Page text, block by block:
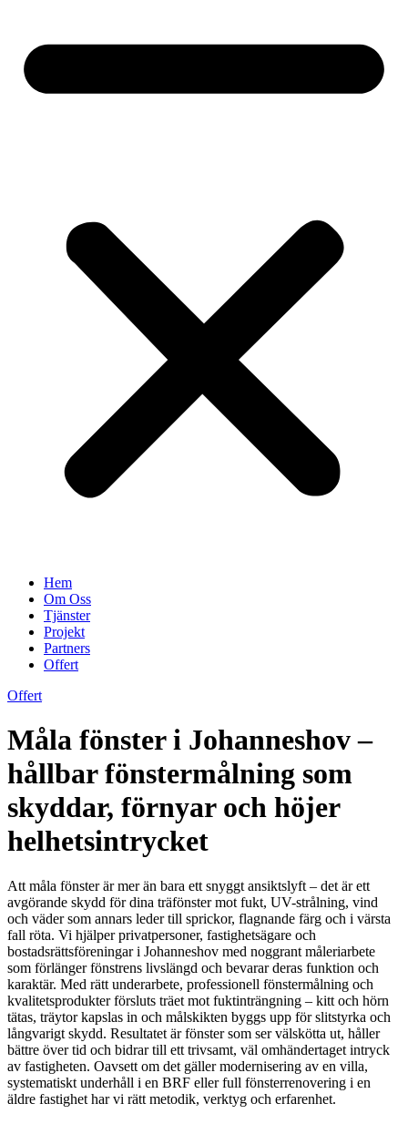
Hem
Om Oss
Tjänster
Projekt
Partners
Offert
Offert
Måla fönster i Johanneshov –
hållbar fönstermålning som
skyddar, förnyar och höjer
helhetsintrycket
Att måla fönster är mer än bara ett snyggt ansiktslyft – det är ett
avgörande skydd för dina träfönster mot fukt, UV-strålning, vind
och väder som annars leder till sprickor, flagnande färg och i värsta
fall röta. Vi hjälper privatpersoner, fastighetsägare och
bostadsrättsföreningar i Johanneshov med noggrant måleriarbete
som förlänger fönstrens livslängd och bevarar deras funktion och
karaktär. Med rätt underarbete, professionell fönstermålning och
kvalitetsprodukter försluts träet mot fuktinträngning – kitt och hörn
tätas, träytor kapslas in och målskikten byggs upp för slitstyrka och
långvarigt skydd. Resultatet är fönster som ser välskötta ut, håller
bättre över tid och bidrar till ett trivsamt, väl omhändertaget intryck
av fastigheten. Oavsett om det gäller modernisering av en villa,
systematiskt underhåll i en BRF eller full fönsterrenovering i en
äldre fastighet har vi rätt metodik, verktyg och erfarenhet.